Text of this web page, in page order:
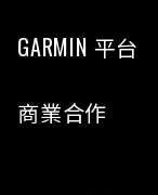
GARMIN 平台
商業合作